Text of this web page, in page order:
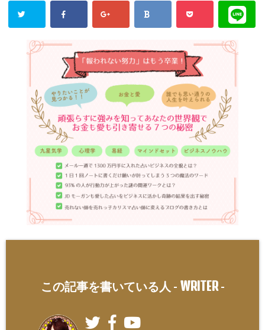
この記事を書いている人 - WRITER-